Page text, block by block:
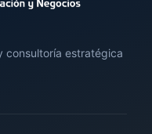
consultoría estratégica